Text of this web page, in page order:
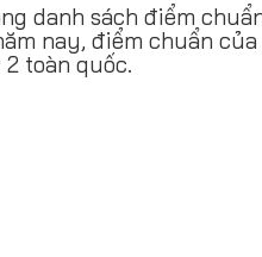
danh sách điểm
nay, điểm chuẩn của
toàn quốc.